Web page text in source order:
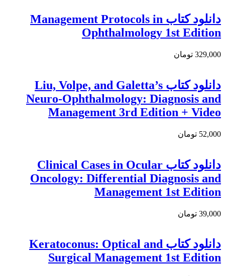
دانلود کتاب Management Protocols in
Ophthalmology 1st Edition
329,000 تومان
دانلود کتاب Liu, Volpe, and Galetta’s
Neuro-Ophthalmology: Diagnosis and
Management 3rd Edition + Video
52,000 تومان
دانلود کتاب Clinical Cases in Ocular
Oncology: Differential Diagnosis and
Management 1st Edition
39,000 تومان
دانلود کتاب Keratoconus: Optical and
Surgical Management 1st Edition